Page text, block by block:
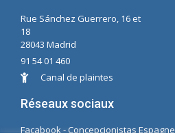
Rue Sánchez Guerrero, 16 et
18
28043 Madrid
91 54 01 460
Canal de plaintes
Réseaux sociaux
Facabook - Concepcionistas Espagne